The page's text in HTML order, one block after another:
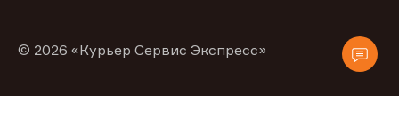
© 2026 «Курьер Сервис Экспресс»